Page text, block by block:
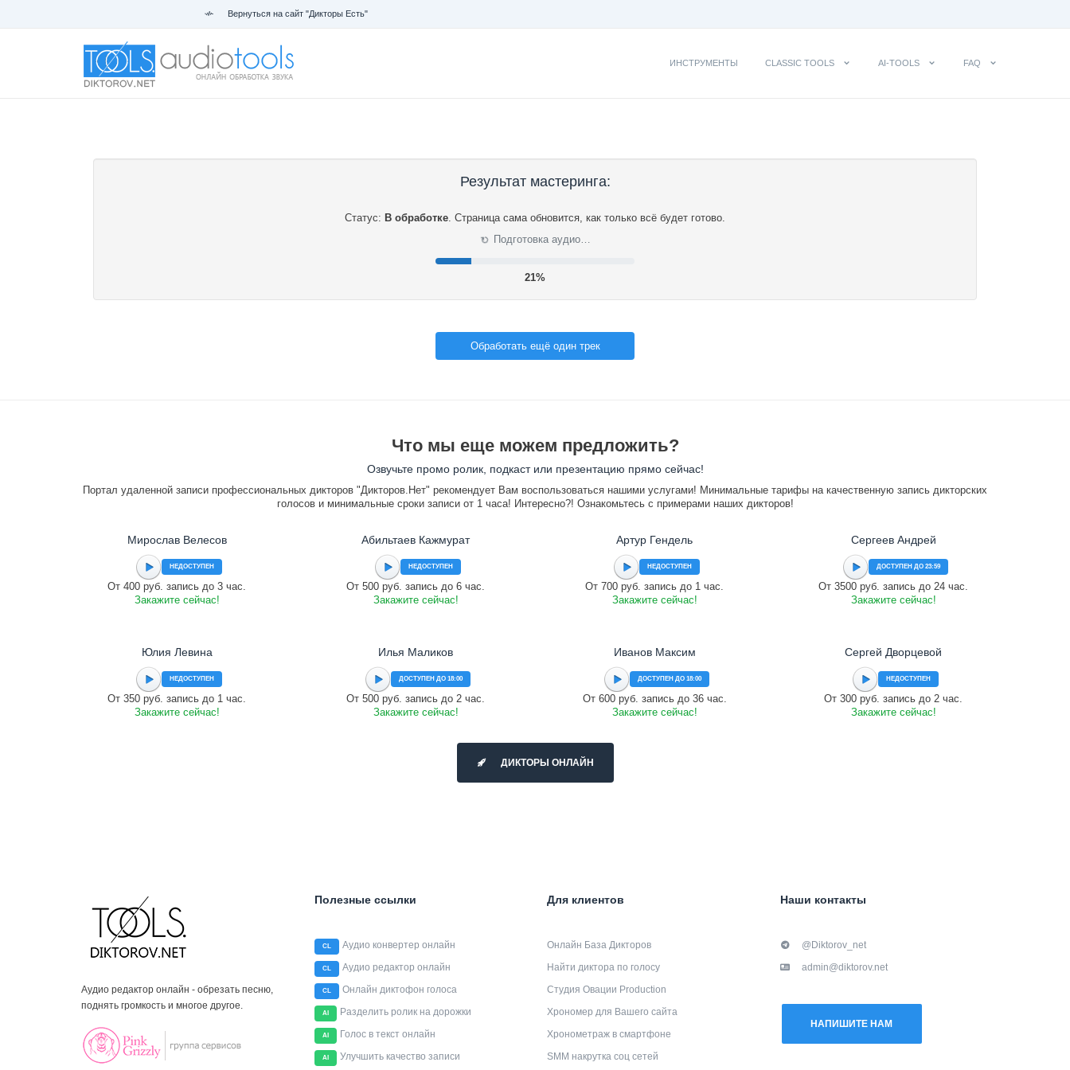
Вернуться на сайт "Дикторы Есть"
ИНСТРУМЕНТЫ CLASSIC TOOLS AI-TOOLS FAQ
Результат мастеринга:
Статус: В обработке. Страница сама обновится, как только всё будет готово.
⟳ Подготовка аудио…
21%
Обработать ещё один трек
Что мы еще можем предложить?
Озвучьте промо ролик, подкаст или презентацию прямо сейчас!
Портал удаленной записи профессиональных дикторов "Дикторов.Нет" рекомендует Вам воспользоваться нашими услугами! Минимальные тарифы на качественную запись дикторских
голосов и минимальные сроки записи от 1 часа! Интересно?! Ознакомьтесь с примерами наших дикторов!
Мирослав Велесов
НЕДОСТУПЕН
От 400 руб. запись до 3 час.
Закажите сейчас!
Абильтаев Кажмурат
НЕДОСТУПЕН
От 500 руб. запись до 6 час.
Закажите сейчас!
Артур Гендель
НЕДОСТУПЕН
От 700 руб. запись до 1 час.
Закажите сейчас!
Сергеев Андрей
ДОСТУПЕН ДО 23:59
От 3500 руб. запись до 24 час.
Закажите сейчас!
Юлия Левина
НЕДОСТУПЕН
От 350 руб. запись до 1 час.
Закажите сейчас!
Илья Маликов
ДОСТУПЕН ДО 18:00
От 500 руб. запись до 2 час.
Закажите сейчас!
Иванов Максим
ДОСТУПЕН ДО 18:00
От 600 руб. запись до 36 час.
Закажите сейчас!
Сергей Дворцевой
НЕДОСТУПЕН
От 300 руб. запись до 2 час.
Закажите сейчас!
ДИКТОРЫ ОНЛАЙН
Аудио редактор онлайн - обрезать песню,
поднять громкость и многое другое.
Полезные ссылки
CL Аудио конвертер онлайн
CL Аудио редактор онлайн
CL Онлайн диктофон голоса
AI Разделить ролик на дорожки
AI Голос в текст онлайн
AI Улучшить качество записи
Для клиентов
Онлайн База Дикторов
Найти диктора по голосу
Студия Овации Production
Хрономер для Вашего сайта
Хронометраж в смартфоне
SMM накрутка соц сетей
Наши контакты
@Diktorov_net
admin@diktorov.net
НАПИШИТЕ НАМ